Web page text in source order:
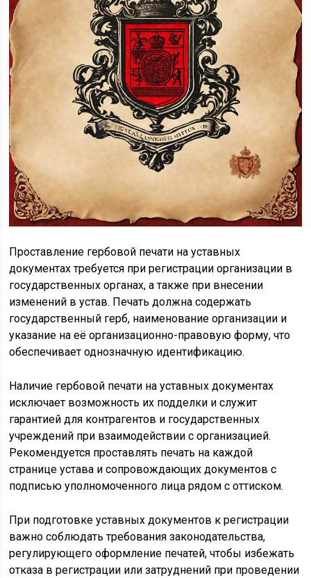
Проставление гербовой печати на уставных
документах требуется при регистрации организации в
государственных органах, а также при внесении
изменений в устав. Печать должна содержать
государственный герб, наименование организации и
указание на её организационно-правовую форму, что
обеспечивает однозначную идентификацию.
Наличие гербовой печати на уставных документах
исключает возможность их подделки и служит
гарантией для контрагентов и государственных
учреждений при взаимодействии с организацией.
Рекомендуется проставлять печать на каждой
странице устава и сопровождающих документов с
подписью уполномоченного лица рядом с оттиском.
При подготовке уставных документов к регистрации
важно соблюдать требования законодательства,
регулирующего оформление печатей, чтобы избежать
отказа в регистрации или затруднений при проведении